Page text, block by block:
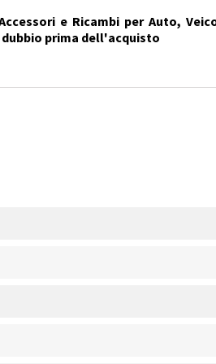
e Ricambi per Auto,
prima dell'acquisto